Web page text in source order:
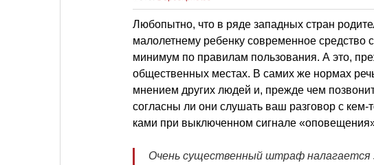
Любопытно, что в ряде западных стран
малолетнему ребенку современное средство
минимум по правилам пользования. А это,
общественных местах. В самих же нормах
мнением других людей и, прежде чем
согласны ли они слушать ваш разговор с
ками при выключенном сигнале
Очень существенный штраф налагается